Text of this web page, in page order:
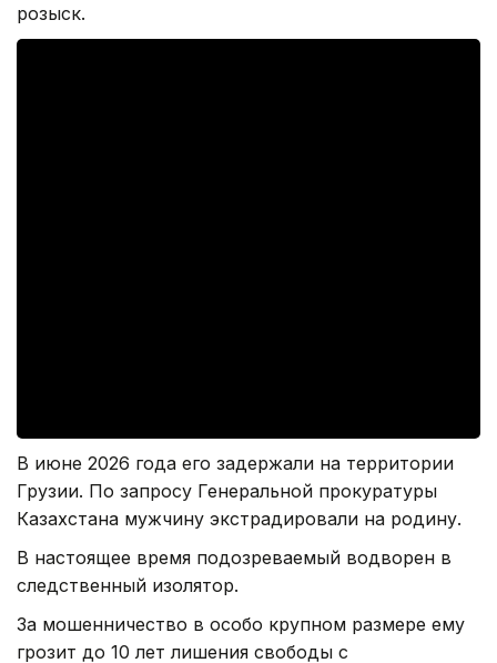
розыск.
В июне 2026 года его задержали на территории
Грузии. По запросу Генеральной прокуратуры
Казахстана мужчину экстрадировали на родину.
В настоящее время подозреваемый водворен в
следственный изолятор.
За мошенничество в особо крупном размере ему
грозит до 10 лет лишения свободы с